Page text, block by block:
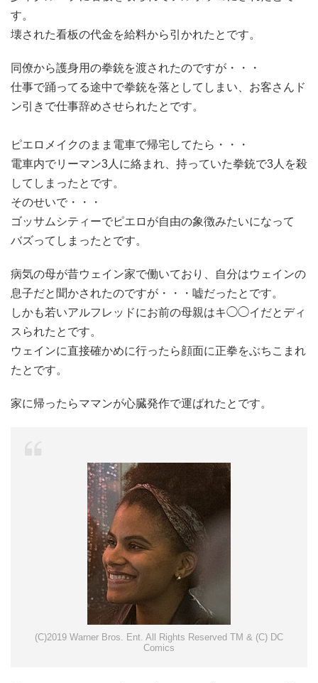
す。
壊された看板の代金を給料から引かれたとです。
同僚から護身用の拳銃を渡されたのですが・・・
仕事で踊ってる途中で拳銃を落としてしまい、お客さんド
ン引きで仕事辞めさせられたとです。
ピエロメイクのまま電車で帰宅してたら・・・
電車内でリーマン3人に絡まれ、持っていた拳銃で3人を殺
してしまったとです。
そのせいで・・・
ゴッサムシティーでピエロが自由の象徴みたいになって
バズってしまったとです。
病気の母が昔ウェイン家で働いており、自分はウェインの
息子だと聞かされたのですが・・・嘘だったとです。
しかも若いアルフレッドにお前の母親はキ◯◯イだとディ
スられたとです。
ウェインに直接確かめに行ったら顔面に正拳をぶちこまれ
たとです。
家に帰ったらママンが心臓発作で運ばれたとです。
(C)2019 Warner Bros. Ent. All Rights Reserved TM & (C) DC
Comics